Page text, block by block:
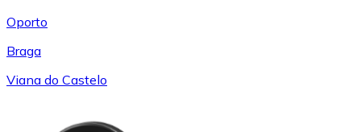
Oporto
Braga
Viana do Castelo